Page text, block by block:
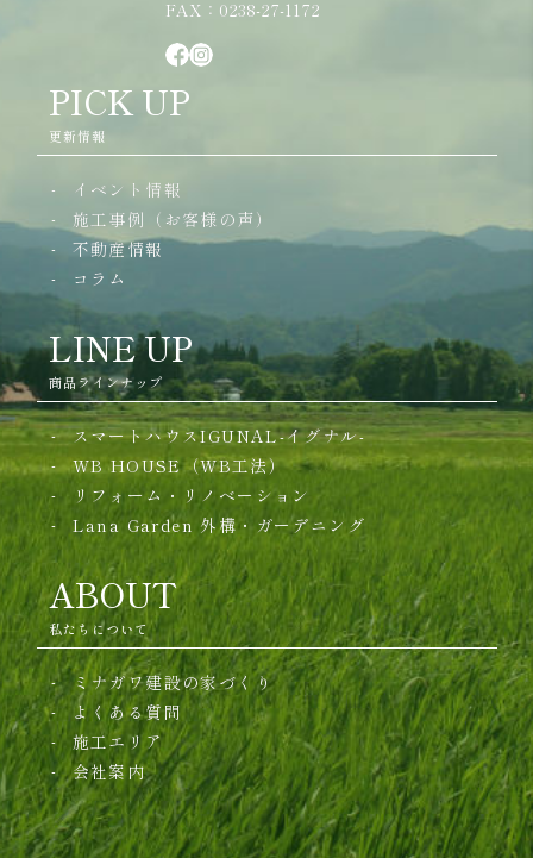
FAX：0238-27-1172
PICK UP
更新情報
イベント情報
施工事例（お客様の声）
不動産情報
コラム
LINE UP
商品ラインナップ
スマートハウスIGUNAL-イグナル-
WB HOUSE（WB工法）
リフォーム・リノベーション
Lana Garden 外構・ガーデニング
ABOUT
私たちについて
ミナガワ建設の家づくり
よくある質問
施工エリア
会社案内